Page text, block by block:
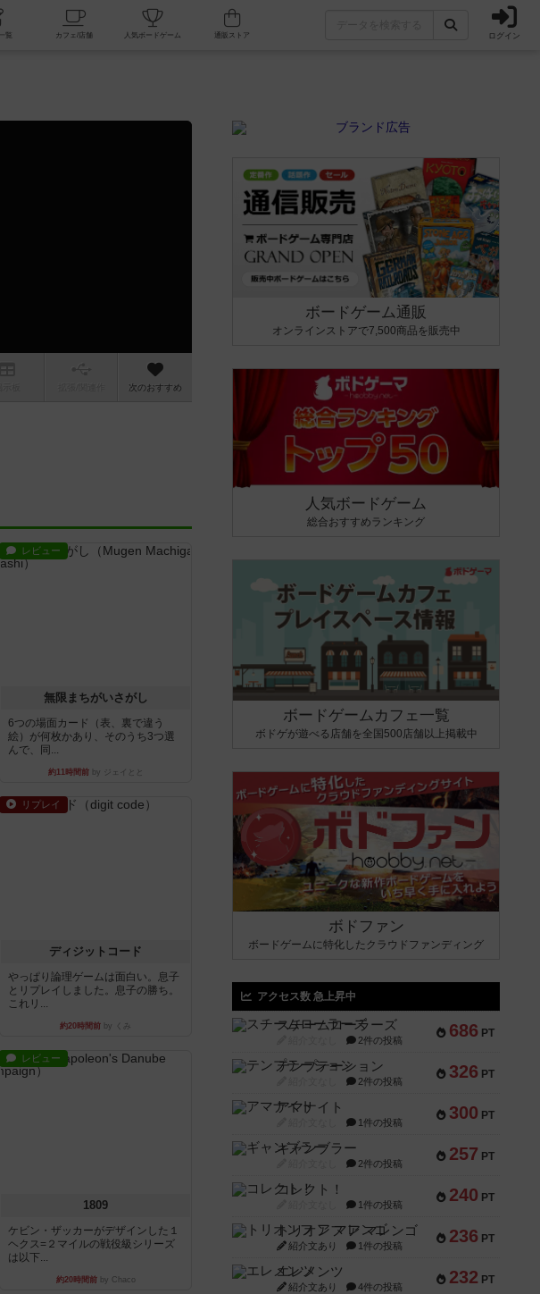
掲示板一覧 カフェ/店舗 人気ボードゲーム ログイン
次のおすすめ
レビュー
無限まちがいさがし
6つの場面カード（表、裏で違う
絵）が何枚かあり、そのうち3つ選
んで、同...
約11時間前by ジェイとと
リプレイ
ディジットコード
やっぱり論理ゲームは面白い。息子
とリプレイしました。息子の勝ち。
これリ...
約20時間前 by くみ
レビュー
1809
ケビン・ザッカーがデザインした１
ヘクス=２マイルの戦役級シリーズ
は以下...
約20時間前by Chaco
ボードゲーム通販
オンラインストアで7,500商品を販売中
人気ボードゲーム
総合おすすめランキング
ボードゲームカフェ一覧
ボドゲが遊べる店舗を全国500店舗以上掲載中
ボドファン
ボードゲームに特化したクラウドファンディング
アクセス数 急上昇中
686 PT
スチームローラーズ
2件の投稿
326 PT
テンプテーション
2件の投稿
300 PT
アマナイト
1件の投稿
257 PT
ギャンブラー
2件の投稿
240 PT
コレクト！
1件の投稿
236 PT
トリオンフ ア マレンゴ
紹介文あり 1件の投稿
232 PT
エレメンツ
紹介文あり 4件の投稿